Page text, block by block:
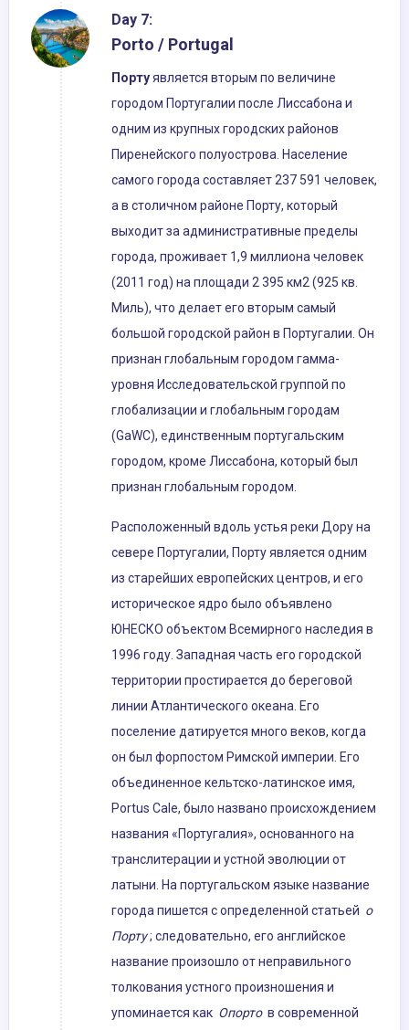
Day 7:
Porto / Portugal
Портуявляется вторым по величине
городом Португалии после Лиссабона и
одним из крупных городских районов
Пиренейского полуострова. Население
самого города составляет 237 591 человек,
а в столичном районе Порту, который
выходит за административные пределы
города, проживает 1,9 миллиона человек
(2011 год) на площади 2 395 км2 (925 кв.
Миль), что делает его вторым самый
большой городской район в Португалии. Он
признан глобальным городом гамма-
уровня Исследовательской группой по
глобализации и глобальным городам
(GaWC), единственным португальским
городом, кроме Лиссабона, который был
признан глобальным городом.
Расположенный вдоль устья реки Дору на
севере Португалии, Порту является одним
из старейших европейских центров, и его
историческое ядро ​​было объявлено
ЮНЕСКО объектом Всемирного наследия в
1996 году. Западная часть его городской
территории простирается до береговой
линии Атлантического океана. Его
поселение датируется много веков, когда
он был форпостом Римской империи. Его
объединенное кельтско-латинское имя,
Portus Cale, было названо происхождением
названия «Португалия», основанного на
транслитерации и устной эволюции от
латыни. На португальском языке название
города пишется с определенной статьей о
Порту; следовательно, его английское
название произошло от неправильного
толкования устного произношения и
упоминается как Опортов современной